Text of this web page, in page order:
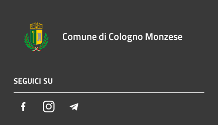
Comune di Cologno Monzese
SEGUICI SU
FacebookInstagram